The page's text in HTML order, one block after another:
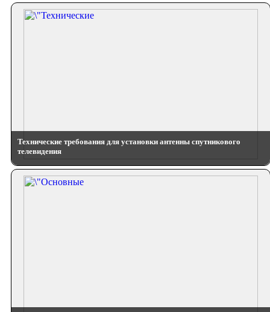
Технические требования для установки антенны спутникового
телевидения